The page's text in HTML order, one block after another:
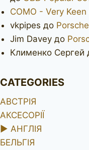
COMO - Very
vkpipes до
Jim Davey до
Клименко Сергей
CATEGORIES
АВСТРІЯ
АКСЕСОРІЇ
► АНГЛІЯ
БЕЛЬГІЯ